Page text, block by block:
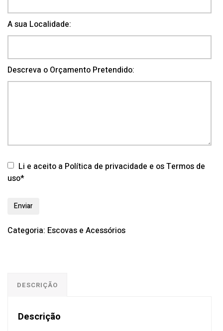
A sua Localidade:
Descreva o Orçamento Pretendido:
Li e aceito a Política de privacidade e os Termos de
uso*
Categoria: Escovas e Acessórios
DESCRIÇÃO
Descrição